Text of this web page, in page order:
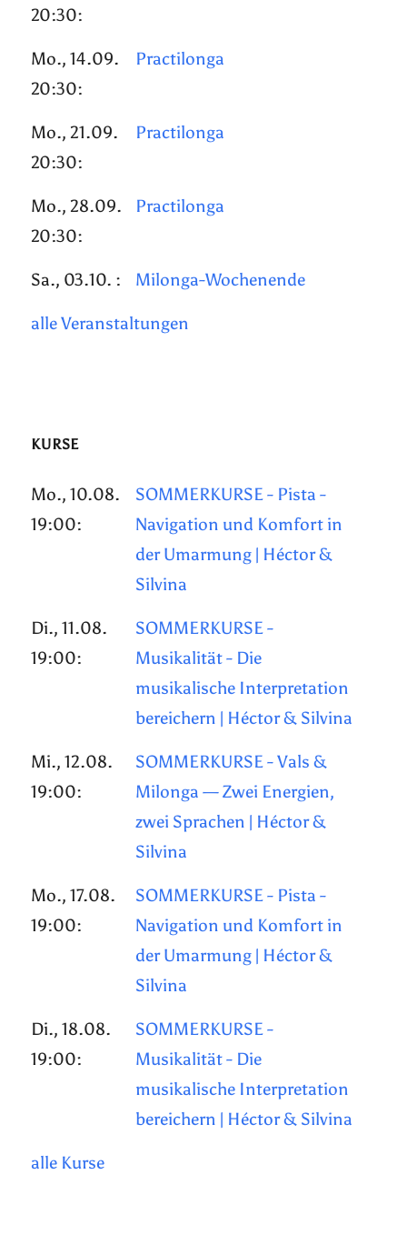
20:30:
Mo., 14.09.
20:30:
Practilonga
Mo., 21.09.
20:30:
Practilonga
Mo., 28.09.
20:30:
Practilonga
Sa., 03.10. : Milonga-Wochenende
alle Veranstaltungen
KURSE
Mo., 10.08.
19:00:
SOMMERKURSE - Pista -
Navigation und Komfort in
der Umarmung | Héctor &
Silvina
Di., 11.08.
19:00:
SOMMERKURSE -
Musikalität - Die
musikalische Interpretation
bereichern | Héctor & Silvina
Mi., 12.08.
19:00:
SOMMERKURSE - Vals &
Milonga — Zwei Energien,
zwei Sprachen | Héctor &
Silvina
Mo., 17.08.
19:00:
SOMMERKURSE - Pista -
Navigation und Komfort in
der Umarmung | Héctor &
Silvina
Di., 18.08.
19:00:
SOMMERKURSE -
Musikalität - Die
musikalische Interpretation
bereichern | Héctor & Silvina
alle Kurse